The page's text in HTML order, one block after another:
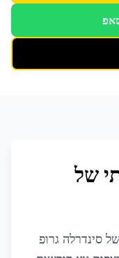
של
סינדרלה גרופ